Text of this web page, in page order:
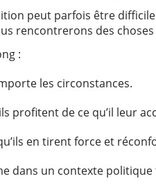
peut parfois être
rencontrerons des
:
les circonstances.
profitent de ce qu’il leur
en tirent force et
dans un contexte